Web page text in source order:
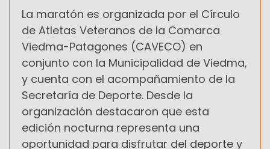
La maratón es organizada por el Círculo
de Atletas Veteranos de la Comarca
Viedma-Patagones (CAVECO) en
conjunto con la Municipalidad de Viedma,
y cuenta con el acompañamiento de la
Secretaría de Deporte. Desde la
organización destacaron que esta
edición nocturna representa una
oportunidad para disfrutar del deporte y